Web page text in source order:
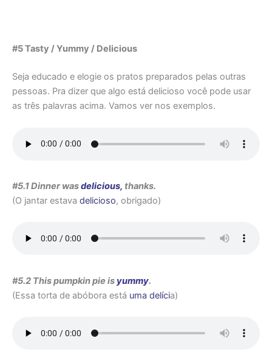
#5 Tasty / Yummy / Delicious
Seja educado e elogie os pratos preparados pelas outras
pessoas. Pra dizer que algo está delicioso você pode usar
as três palavras acima. Vamos ver nos exemplos.
#5.1 Dinner wasdelicious, thanks.
(O jantar estava delicioso, obrigado)
#5.2 This pumpkin pie is yummy.
(Essa torta de abóbora está uma delícia)